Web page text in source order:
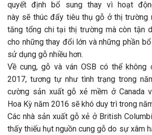
quyết định bổ sung thay vì hoạt
này sẽ thúc đẩy tiêu thụ gỗ ở thị trường
tăng tổng chi tại thị trường mà còn tận
cho những thay đổi lớn và những phần
sử dụng gỗ nhiều hơn.
Về cung, gỗ và ván OSB có thể không
2017, tương tự như tình trạng trong
cường sản xuất gỗ xẻ mềm ở Canada
Hoa Kỳ năm 2016 sẽ khó duy trì trong
Các nhà sản xuất gỗ xẻ ở British
thấy thiếu hụt nguồn cung gỗ do sự xâm